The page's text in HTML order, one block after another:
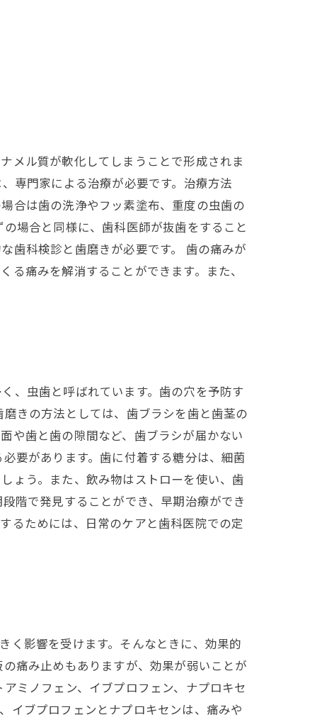
メル質が軟化してしまうことで形成されま
専門家による治療が必要です。治療方法
合は歯の洗浄やフッ素塗布、重度の虫歯の
場合と同様に、歯科医師が抜歯をすること
歯科検診と歯磨きが必要です。 歯の痛みが
痛みを解消することができます。また、
、虫歯と呼ばれています。歯の穴を予防す
きの方法としては、歯ブラシを歯と歯茎の
や歯と歯の隙間など、歯ブラシが届かない
要があります。歯に付着する糖分は、細菌
ょう。また、飲み物はストローを使い、歯
階で発見することができ、早期治療ができ
るためには、日常のケアと歯科医院での定
く影響を受けます。そんなときに、効果的
痛み止めもありますが、効果が弱いことが
ミノフェン、イブプロフェン、ナプロキセ
イブプロフェンとナプロキセンは、痛みや